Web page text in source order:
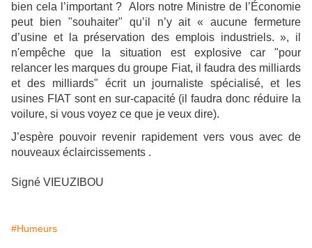
bien cela l’important ? Alors notre Ministre de l’Économie
peut bien "souhaiter" qu’il n’y ait « aucune fermeture
d’usine et la préservation des emplois industriels. », il
n'empêche que la situation est explosive car "pour
relancer les marques du groupe Fiat, il faudra des milliards
et des milliards" écrit un journaliste spécialisé, et les
usines FIAT sont en sur-capacité (il faudra donc réduire la
voilure, si vous voyez ce que je veux dire).
J’espère pouvoir revenir rapidement vers vous avec de
nouveaux éclaircissements .
Signé VIEUZIBOU
#Humeurs